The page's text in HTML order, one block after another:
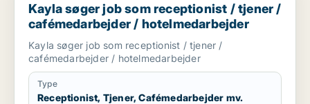
Kayla søger job som receptionist / tjener /
cafémedarbejder / hotelmedarbejder
Kayla søger job som receptionist / tjener /
cafémedarbejder / hotelmedarbejder
Type
Receptionist, Tjener, Cafémedarbejder mv.